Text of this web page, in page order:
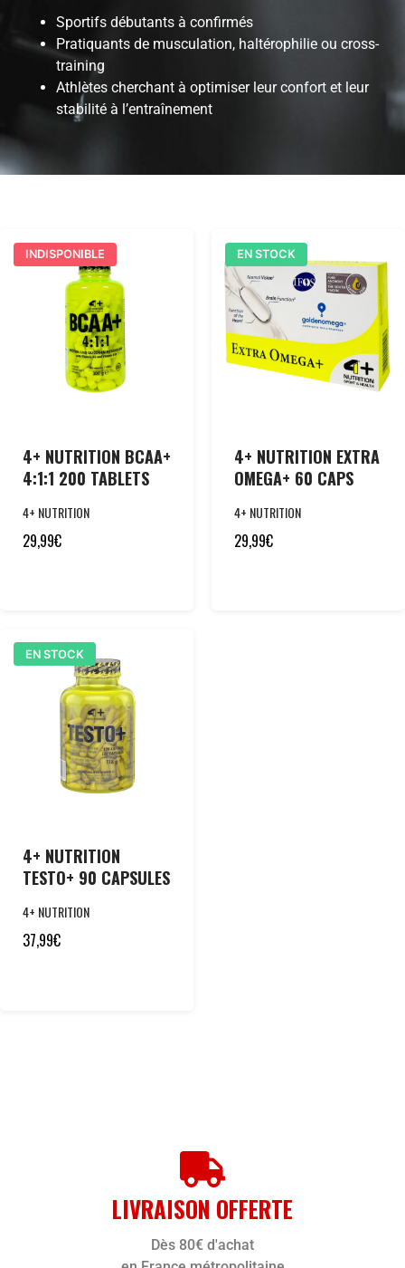
Sportifs débutants à confirmés
Pratiquants de musculation, haltérophilie ou cross-
training
Athlètes cherchant à optimiser leur confort et leur
stabilité à l’entraînement
INDISPONIBLE
4+ NUTRITION BCAA+
4:1:1 200 TABLETS
4+ NUTRITION
29,99€
EN STOCK
4+ NUTRITION EXTRA
OMEGA+ 60 CAPS
4+ NUTRITION
29,99€
EN STOCK
4+ NUTRITION
TESTO+ 90 CAPSULES
4+ NUTRITION
37,99€
LIVRAISON OFFERTE
Dès 80€ d'achat